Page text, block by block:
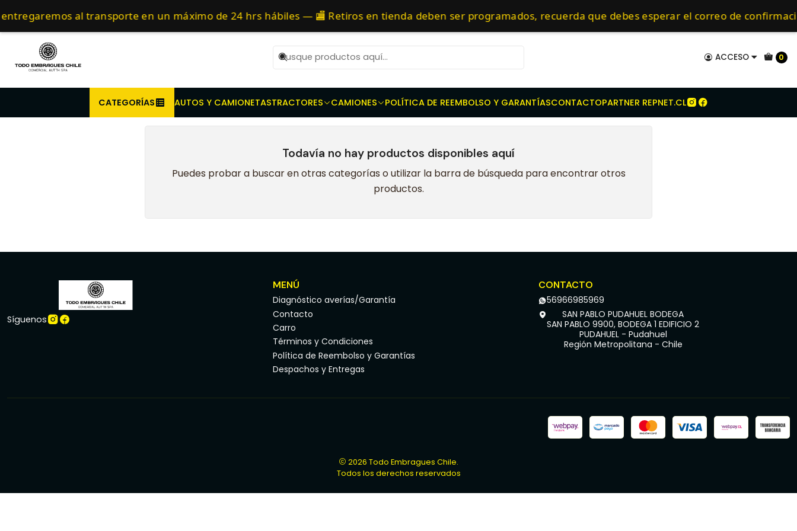
ACCESO 0
al transporte en un máximo de 24 hrs hábiles — 🏬 Retiros en tienda deben ser programados, recuerda que debes esperar el correo de
CATEGORÍAS AUTOS Y CAMIONETASTRACTORES CAMIONES POLÍTICA DE REEMBOLSO Y GARANTÍASCONTACTOPARTNER REPNET.CL
Compra antes de las 10 AM de Lunes a Viernes y entregaremos al transporte en un máximo de 24 hrs hábiles.
Inicio Embragues para Tractores - Prensas dobles - Discos de embrague - Discos toma Fuerza New Holland TD80
TD80
Todavía no hay productos disponibles aquí
Puedes probar a buscar en otras categorías o utilizar la barra de búsqueda para encontrar otros
productos.
Síguenos
MENÚ
Diagnóstico averías/Garantía
Contacto
Carro
Términos y Condiciones
Política de Reembolso y Garantías
Despachos y Entregas
CONTACTO
56966985969
SAN PABLO PUDAHUEL BODEGA
SAN PABLO 9900, BODEGA 1 EDIFICIO 2
PUDAHUEL - Pudahuel
Región Metropolitana - Chile
2026 Todo Embragues Chile.
Todos los derechos reservados